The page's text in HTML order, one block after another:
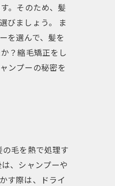
。そのため、髪
びましょう。 ま
を選んで、髪を
？縮毛矯正をし
ンプーの秘密を
毛を熱で処理す
、シャンプーや
す際は、ドライ